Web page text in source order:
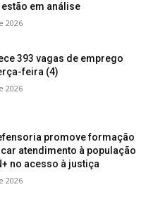
em análise
2026
393 vagas de emprego
feira (4)
2026
promove formação
atendimento à população
no acesso à justiça
2026